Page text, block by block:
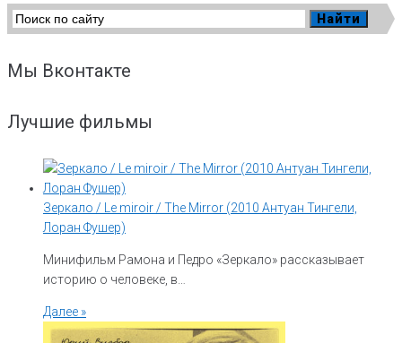
Добавить комментарий
Ваш адрес email не будет опубликован.
Сохранить моё имя, email и адрес сайта в этом браузере для
последующих моих комментариев.
Мы Вконтакте
Лучшие фильмы
Зеркало / Le miroir / The Mirror (2010 Антуан Тингели,
Лоран Фушер)
Минифильм Рамона и Педро «Зеркало» рассказывает
историю о человеке, в…
Далее »